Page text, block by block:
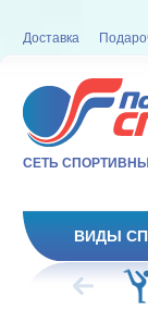
Доставка
СЕТЬ
ВИДЫ
ХОККЕЙ